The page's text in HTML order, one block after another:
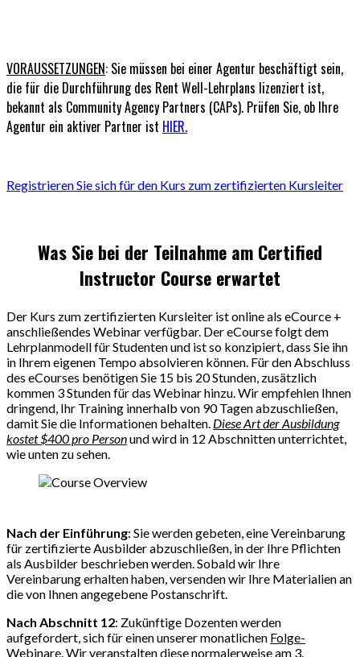
VORAUSSETZUNGEN: Sie müssen bei einer Agentur beschäftigt sein,
die für die Durchführung des Rent Well-Lehrplans lizenziert ist,
bekannt als Community Agency Partners (CAPs). Prüfen Sie, ob Ihre
Agentur ein aktiver Partner ist HIER.
Registrieren Sie sich für den Kurs zum zertifizierten Kursleiter
Was Sie bei der Teilnahme am Certified
Instructor Course erwartet
Der Kurs zum zertifizierten Kursleiter ist online als eCource +
anschließendes Webinar verfügbar. Der eCourse folgt dem
Lehrplanmodell für Studenten und ist so konzipiert, dass Sie ihn
in Ihrem eigenen Tempo absolvieren können. Für den Abschluss
des eCourses benötigen Sie 15 bis 20 Stunden, zusätzlich
kommen 3 Stunden für das Webinar hinzu. Wir empfehlen Ihnen
dringend, Ihr Training innerhalb von 90 Tagen abzuschließen,
damit Sie die Informationen behalten. Diese Art der Ausbildung
kostet $400 pro Personund wird in 12 Abschnitten unterrichtet,
wie unten zu sehen.
Nach der Einführung: Sie werden gebeten, eine Vereinbarung
für zertifizierte Ausbilder abzuschließen, in der Ihre Pflichten
als Ausbilder beschrieben werden. Sobald wir Ihre
Vereinbarung erhalten haben, versenden wir Ihre Materialien an
die von Ihnen angegebene Postanschrift.
Nach Abschnitt 12: Zukünftige Dozenten werden
aufgefordert, sich für einen unserer monatlichen Folge-
Webinare. Wir veranstalten diese normalerweise am 3.